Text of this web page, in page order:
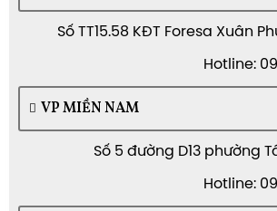
Số TT15.58 KĐT Foresa Xuân
Hotline:
VP MIỀN NAM
Số 5 đường D13 phường
Hotline: